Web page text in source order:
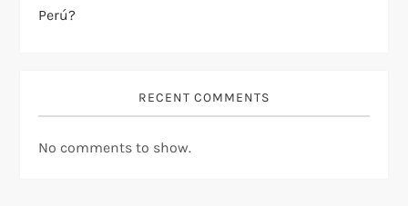
Perú?
RECENT COMMENTS
No comments to show.